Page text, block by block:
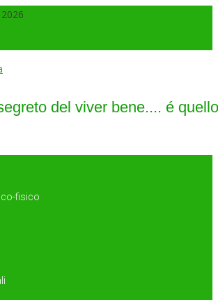
é quello di saper sorridere sempre
fisico